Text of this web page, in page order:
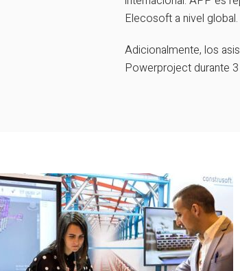
Elecosoft a nivel global.
Adicionalmente, los
Powerproject durante